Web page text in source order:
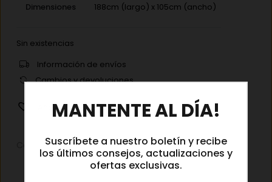
Dimensiones
188cm (largo) x 105cm (ancho)
Sin existencias
Información de envíos
Cambios y devoluciones
Añadir a la lista de deseos
Categorías:Concept store,Pañuelos
MANTENTE AL DÍA!
Suscríbete a nuestro boletín y recibe
los últimos consejos, actualizaciones y
ofertas exclusivas.